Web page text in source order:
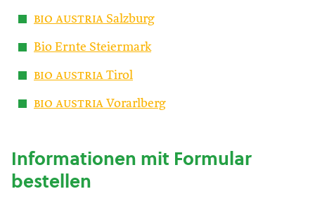
bio austria Salzburg
Bio Ernte Steiermark
bio austria Tirol
bio austria Vorarlberg
Informationen mit Formular
bestellen